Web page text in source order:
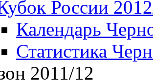
России
Календарь
Статистика
2011/12